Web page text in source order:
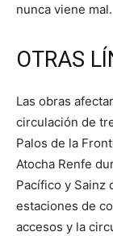
nunca viene mal.
OTRAS
Las obras
circulación de
Palos de la
Atocha Renfe
Pacífico y Sainz
estaciones de
accesos y la